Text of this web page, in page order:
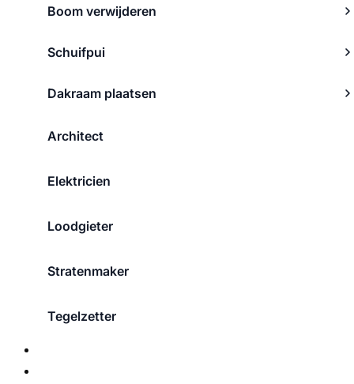
Boom verwijderen
Schuifpui
Dakraam plaatsen
Architect
Elektricien
Loodgieter
Stratenmaker
Tegelzetter